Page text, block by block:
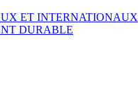
ET INTERNATIONAUX
DURABLE